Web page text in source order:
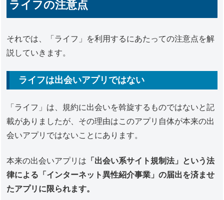
ライフの注意点
それでは、「ライフ」を利用するにあたっての注意点を解
説していきます。
ライフは出会いアプリではない
「ライフ」は、規約に出会いを斡旋するものではないと記
載がありましたが、その理由はこのアプリ自体が本来の出
会いアプリではないことにあります。
本来の出会いアプリは 「出会い系サイト規制法」という法
律による「インターネット異性紹介事業」の届出を済ませ
たアプリに限られます。